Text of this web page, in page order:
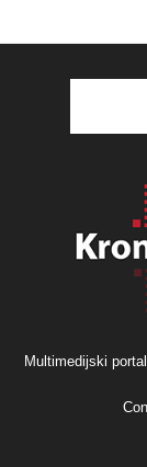
Multimedijski